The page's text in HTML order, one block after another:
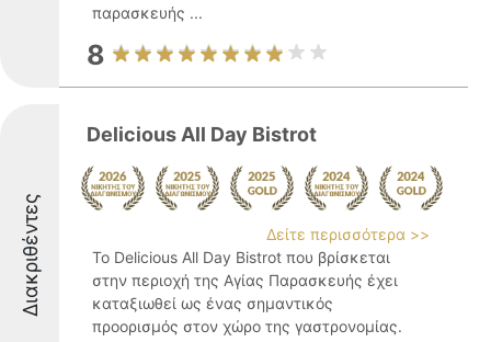
παρασκευής ...
8
Διακριθέντες
Delicious All Day Bistrot
Δείτε περισσότερα >>
Το Delicious All Day Bistrot που βρίσκεται
στην περιοχή της Αγίας Παρασκευής έχει
καταξιωθεί ως ένας σημαντικός
προορισμός στον χώρο της γαστρονομίας.